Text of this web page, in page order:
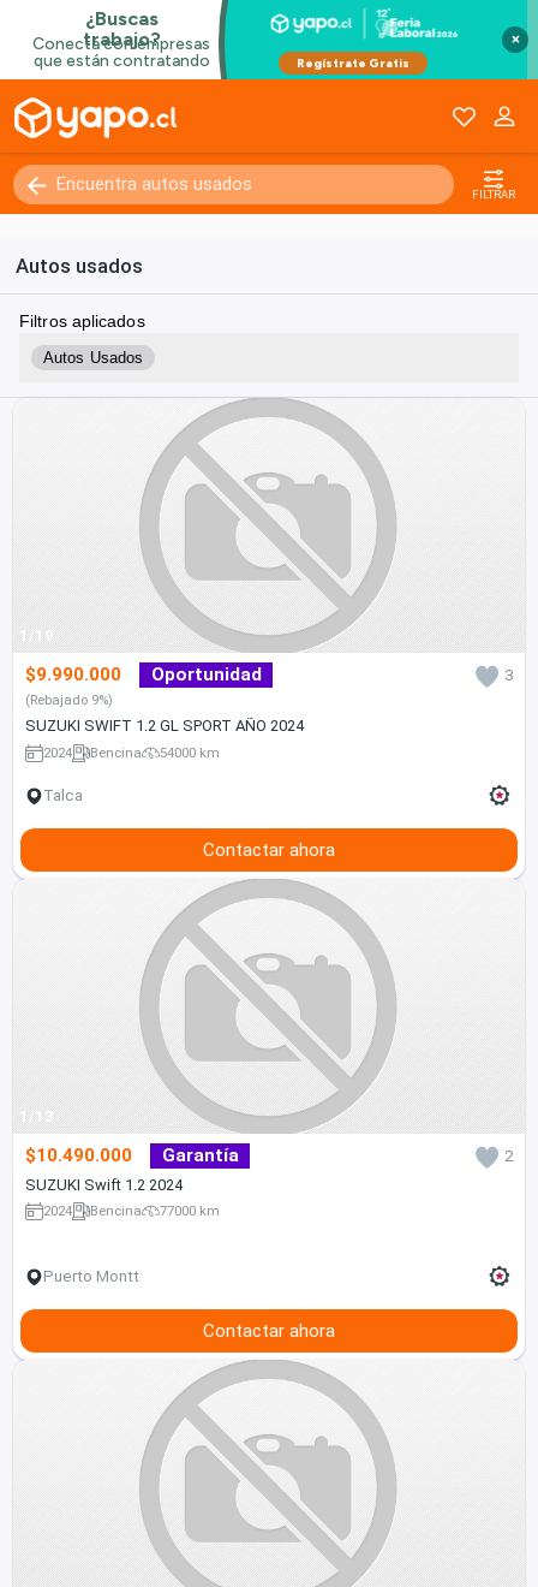
×
FILTRAR
Autos usados
Filtros aplicados
Autos Usados
1/19
$9.990.000 Oportunidad 3
(Rebajado 9%)
SUZUKI SWIFT 1.2 GL SPORT AÑO 2024
2024 Bencina 54000 km
Talca
Contactar ahora
1/13
$10.490.000 Garantía
2
SUZUKI Swift 1.2 2024
2024 Bencina 77000 km
Puerto Montt
Contactar ahora